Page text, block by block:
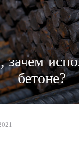
зачем
бетоне?